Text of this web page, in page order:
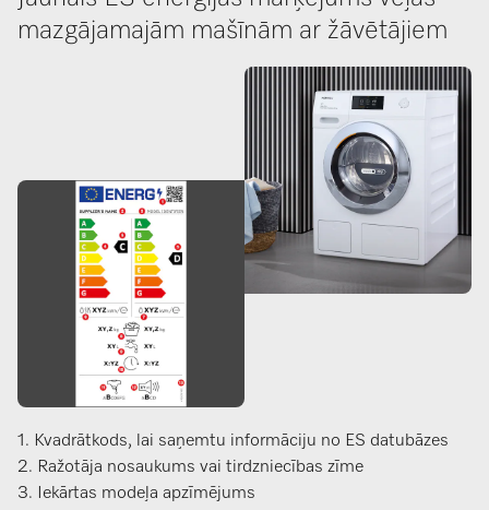
mazgājamajām mašīnām ar žāvētājiem
1. Kvadrātkods, lai saņemtu informāciju no ES datubāzes
2. Ražotāja nosaukums vai tirdzniecības zīme
3. Iekārtas modeļa apzīmējums